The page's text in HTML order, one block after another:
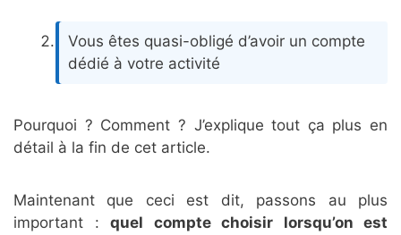
Vous êtes quasi-obligé d’avoir un compte
dédié à votre activité
Pourquoi ? Comment ? J’explique tout ça plus en
détail à la fin de cet article.
Maintenant que ceci est dit, passons au plus
important : quel compte choisir lorsqu’on est